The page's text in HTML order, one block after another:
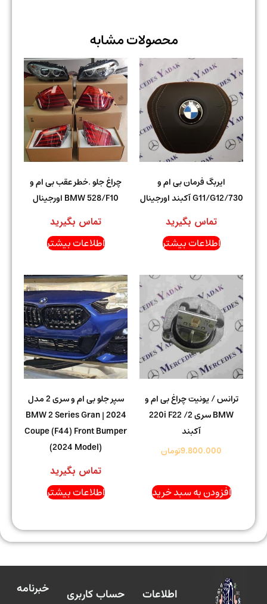
محصولات مشابه
ایربگ فرمان بی ام و
تماس بگیرید
اطلاعات بیشتر
چراغ جلو .خطر عقب بی ام و
BMW 528/F10 اورجینال
تماس بگیرید
اطلاعات بیشتر
ترانس / یونیت چراغ بی ام و
BMW سری 2/ 220i F22
9.800.000تومان
افزودن به سبد خرید
سپر جلو بی ام و سری 2 مدل
2024 | BMW 2 Series Gran
Coupe (F44) Front Bumper
(2024 Model)
تماس بگیرید
اطلاعات بیشتر
اطلاعات
حساب کاربری
خبرنامه